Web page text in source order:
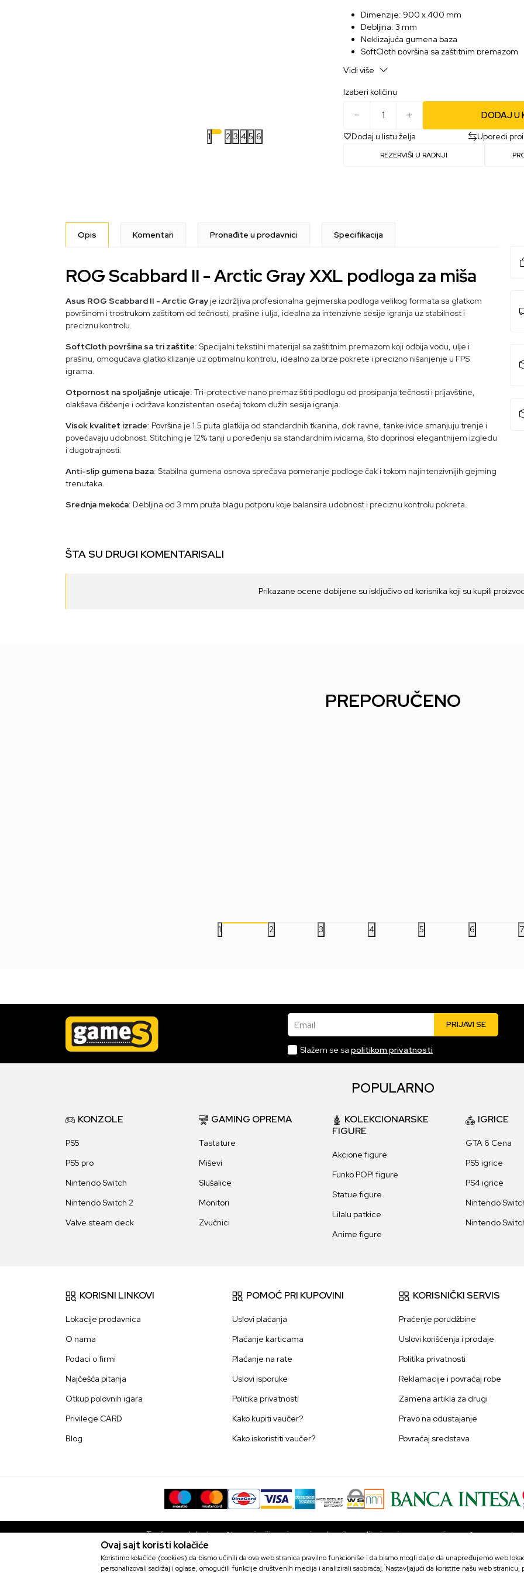
1 2 3 4 5 6
Dimenzije: 900 x 400 mm
Debljina: 3 mm
Neklizajuća gumena baza
SoftCloth površina sa zaštitnim premazom
Vidi više
Izaberi količinu
DODAJ U
Dodaj u listu želja Uporedi
REZERVIŠI U RADNJI
Opis Komentari Pronađite u prodavnici Specifikacija
ROG Scabbard II - Arctic Gray XXL podloga za miša
Asus ROG Scabbard II - Arctic Grayje izdržljiva profesionalna gejmerska podloga velikog formata sa glatkom
površinom i trostrukom zaštitom od tečnosti, prašine i ulja, idealna za intenzivne sesije igranja uz stabilnost i
preciznu kontrolu.
SoftCloth površina sa tri zaštite: Specijalni tekstilni materijal sa zaštitnim premazom koji odbija vodu, ulje i
prašinu, omogućava glatko klizanje uz optimalnu kontrolu, idealno za brze pokrete i precizno nišanjenje u FPS
igrama.
Otpornost na spoljašnje uticaje: Tri-protective nano premaz štiti podlogu od prosipanja tečnosti i prljavštine,
olakšava čišćenje i održava konzistentan osećaj tokom dužih sesija igranja.
Visok kvalitet izrade: Površina je 1.5 puta glatkija od standardnih tkanina, dok ravne, tanke ivice smanjuju trenje i
povećavaju udobnost. Stitching je 12% tanji u poređenju sa standardnim ivicama, što doprinosi elegantnijem izgledu
i dugotrajnosti.
Anti-slip gumena baza: Stabilna gumena osnova sprečava pomeranje podloge čak i tokom najintenzivnijih gejming
trenutaka.
Srednja mekoća: Debljina od 3 mm pruža blagu potporu koje balansira udobnost i preciznu kontrolu pokreta.
ŠTA SU DRUGI KOMENTARISALI
Prikazane ocene dobijene su isključivo od korisnika koji su kupili
PREPORUČENO
1 2 3 4 5 6 7
Podloga Asus ROG Scabbard II - Artic Gray 5.999,00
Email PRIJAVI SE
Slažem se sa politikom privatnosti
POPULARNO
KONZOLE
PS5
PS5 pro
Nintendo Switch
Nintendo Switch 2
Valve steam deck
GAMING OPREMA
Tastature
Miševi
Slušalice
Monitori
Zvučnici
KOLEKCIONARSKE
FIGURE
Akcione figure
Funko POP! figure
Statue figure
Lilalu patkice
Anime figure
IGRICE
GTA 6 Cena
PS5 igrice
PS4 igrice
Nintendo
Nintendo
KORISNI LINKOVI
Lokacije prodavnica
O nama
Podaci o firmi
Najčešća pitanja
Otkup polovnih igara
Privilege CARD
Blog
POMOĆ PRI KUPOVINI
Uslovi plaćanja
Plaćanje karticama
Plaćanje na rate
Uslovi isporuke
Politika privatnosti
Kako kupiti vaučer?
Kako iskoristiti vaučer?
KORISNIČKI SERVIS
Praćenje porudžbine
Uslovi korišćenja i prodaje
Politika privatnosti
Reklamacije i povraćaj robe
Zamena artikla za drugi
Pravo na odustajanje
Povraćaj sredstava
Trudimo se da budemo što precizniji u opisu proizvoda, prikazu slika i samim cenama, ali ne možemo
bez grešaka. Svi artikli prikazani na sajtu su deo naše ponude i ne podrazumevaju da su dostupni u svakom
proveriti pozivom Call centra na broj 063 10 48 564.
Ovaj sajt koristi kolačiće
Koristimo kolačiće (cookies) da bismo učinili da ova web stranica pravilno funkcioniše i da bismo mogli dalje da unapređujemo web
personalizovali sadržaj i oglase, omogućili funkcije društvenih medija i analizirali saobraćaj. Nastavljajući da koristite našu web